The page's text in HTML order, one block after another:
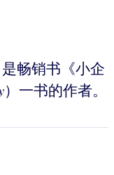
是畅销书《小企
）一书的作者。